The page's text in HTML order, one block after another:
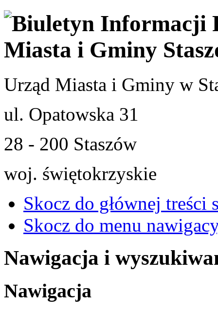
Urząd Miasta i Gminy w
ul. Opatowska 31
28 - 200 Staszów
woj. świętokrzyskie
Skocz do głównej treści
Skocz do menu
Nawigacja i
Nawigacja